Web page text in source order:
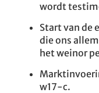
wordt
Start van de
die ons
het weinor
w17-c.